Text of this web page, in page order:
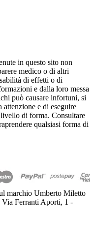
in questo sito non
medico o di altri
di effetti o di
e dalla loro messa
può causare infortuni, si
attenzione e di eseguire
di forma. Consultare
qualsiasi forma di
marchio Umberto Miletto
Via Ferranti Aporti, 1 -